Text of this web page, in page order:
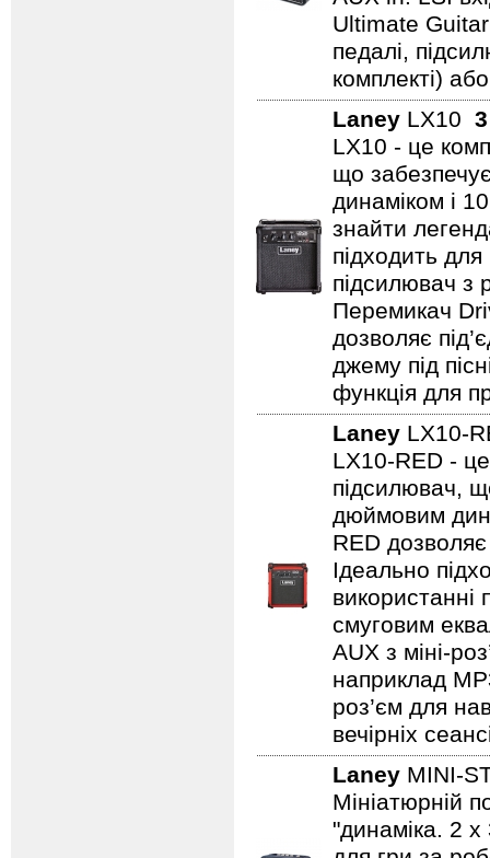
Ultimate Guitar
педалі,
комплекті)
Laney LX10
LX10 - це
що
динаміком і
знайти
підходить
підсилювач з
Перемикач
дозволяє
джему під
функція для
Laney LX10-
LX10-RED -
підсилювач,
дюймовим
RED
Ідеально
використанні
смуговим
AUX з міні-
наприклад
роз’єм для
вечірніх
Laney MINI-
Мініатюрній
"динаміка. 2